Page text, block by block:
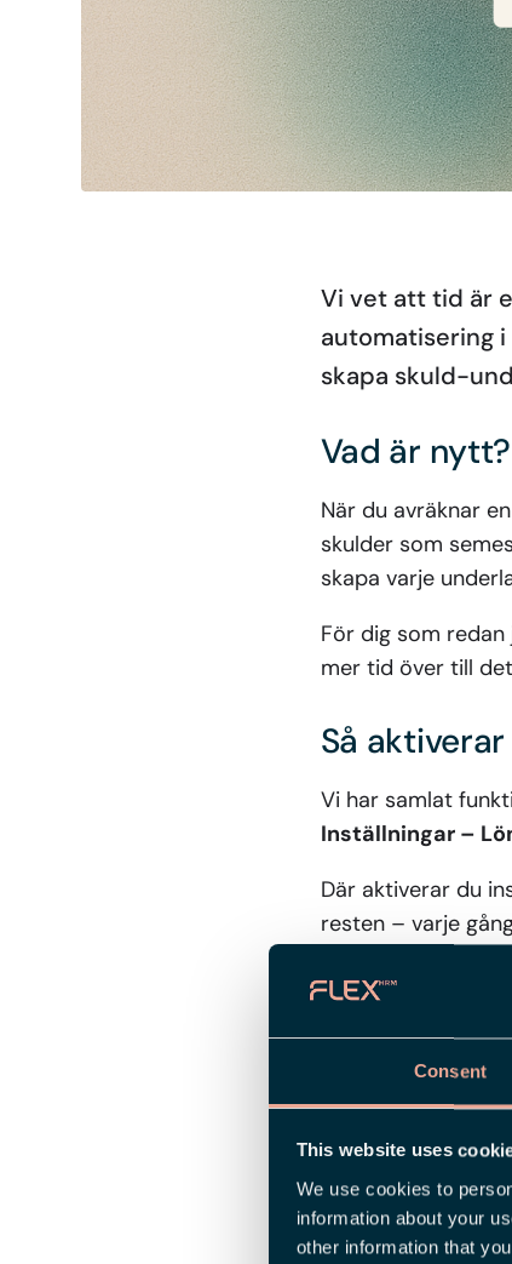
Consent
This website uses
We use cookies to
information about your
other information that
Vi vet att tid är
automatisering
skapa skuld-
Vad är nytt?
När du avräknar
skulder som
skapa varje
För dig som
mer tid över till
Så
Vi har samlat
Inställningar –
Där aktiverar du
resten – varje
Din
komplettera
Ytterligare